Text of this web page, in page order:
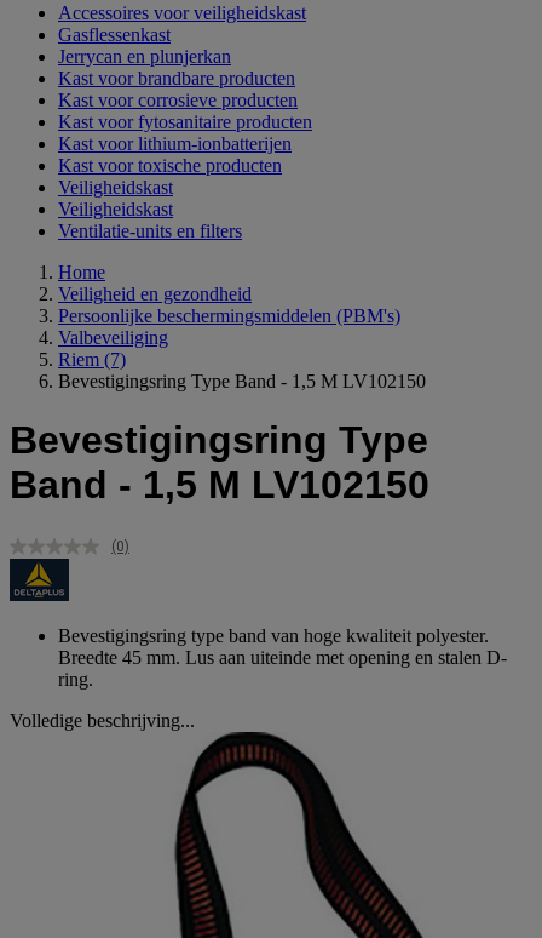
Accessoires voor veiligheidskast
Gasflessenkast
Jerrycan en plunjerkan
Kast voor brandbare producten
Kast voor corrosieve producten
Kast voor fytosanitaire producten
Kast voor lithium-ionbatterijen
Kast voor toxische producten
Veiligheidskast
Veiligheidskast
Ventilatie-units en filters
Home
Veiligheid en gezondheid
Persoonlijke beschermingsmiddelen (PBM's)
Valbeveiliging
Riem (7)
Bevestigingsring Type Band - 1,5 M LV102150
Bevestigingsring Type
Band - 1,5 M LV102150
Geen
(0)
Bevestigingsring type band van hoge kwaliteit polyester.
Breedte 45 mm. Lus aan uiteinde met opening en stalen D-
ring.
Volledige beschrijving...